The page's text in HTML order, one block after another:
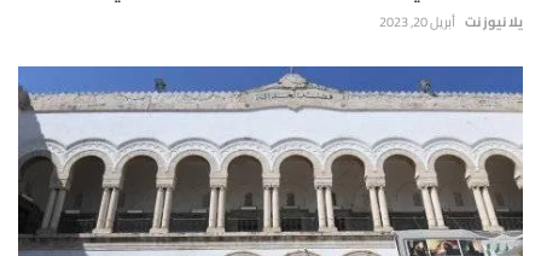
يلا نيوز نت أبريل 20, 2023